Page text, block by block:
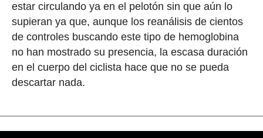
estar circulando ya en el pelotón sin que aún lo
supieran ya que, aunque los reanálisis de cientos
de controles buscando este tipo de hemoglobina
no han mostrado su presencia, la escasa duración
en el cuerpo del ciclista hace que no se pueda
descartar nada.